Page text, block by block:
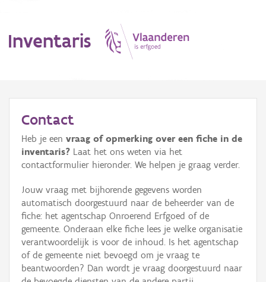
Inventaris
Erfgoedobject
Aanduidingsobject
Waarneming
Thema
Gebeurtenis
Persoon of collectief
Contact
Heb je een vraag of opmerking over een fiche in de
inventaris? Laat het ons weten via het
contactformulier hieronder. We helpen je graag verder.
Jouw vraag met bijhorende gegevens worden
automatisch doorgestuurd naar de beheerder van de
fiche: het agentschap Onroerend Erfgoed of de
gemeente. Onderaan elke fiche lees je welke organisatie
verantwoordelijk is voor de inhoud. Is het agentschap
of de gemeente niet bevoegd om je vraag te
beantwoorden? Dan wordt je vraag doorgestuurd naar